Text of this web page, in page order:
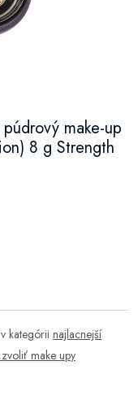
make-up
8 g Strength
kategórii najlacnejší
make upy